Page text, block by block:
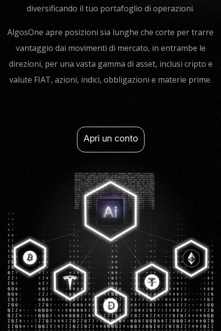
diversificando il tuo portafoglio di operazioni.
AlgosOne apre posizioni sia lunghe che corte per trarre
vantaggio dai movimenti di mercato, in entrambe le
direzioni, per una vasta gamma di asset, inclusi cripto e
valute FIAT, azioni, indici, obbligazioni e materie prime.
Apri un conto